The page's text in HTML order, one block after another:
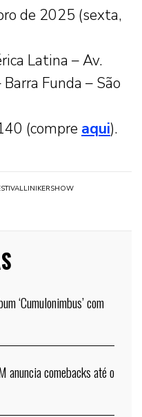
de 2025 (sexta,
Latina – Av.
Funda – São
(compre aqui).
LINIKERSHOW
‘Cumulonimbus’ com
anuncia comebacks até o